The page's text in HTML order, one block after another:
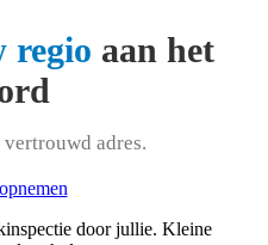
regio aan het
adres.
door jullie. Kleine